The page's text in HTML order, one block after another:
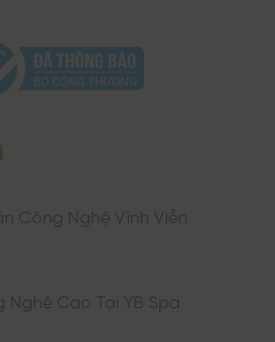
Công Nghệ Vĩnh Viễn
Nghệ Cao Tại YB Spa